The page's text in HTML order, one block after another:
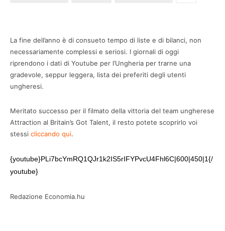
La fine dell’anno è di consueto tempo di liste e di bilanci, non
necessariamente complessi e seriosi. I giornali di oggi
riprendono i dati di Youtube per l’Ungheria per trarne una
gradevole, seppur leggera, lista dei preferiti degli utenti
ungheresi.
Meritato successo per il filmato della vittoria del team ungherese
Attraction al Britain’s Got Talent, il resto potete scoprirlo voi
stessi cliccando qui.
{youtube}PLi7bcYmRQ1QJr1k2IS5rIFYPvcU4Fhl6C|600|450|1{/
youtube}
Redazione Economia.hu